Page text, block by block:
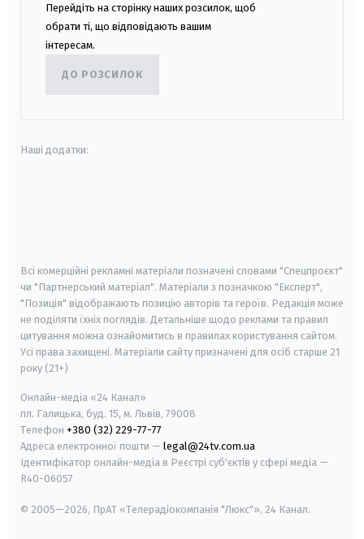
Перейдіть на сторінку наших розсилок, щоб
обрати ті, що відповідають вашим
інтересам.
ДО РОЗСИЛОК
Наші додатки:
Всі комерційні рекламні матеріали позначені словами "Спецпроєкт"
чи "Партнерський матеріал". Матеріали з позначкою "Експерт",
"Позиція" відображають позицію авторів та героїв. Редакція може
не поділяти їхніх поглядів. Детальніше щодо реклами та правил
цитування можна ознайомитись в правилах користування сайтом.
Усі права захищені. Матеріали сайту призначені для осіб старше 21
року (21+)
Онлайн-медіа «24 Канал»
пл. Галицька, буд. 15, м. Львів, 79008
Телефон +380 (32) 229-77-77
Адреса електронної пошти — legal@24tv.com.ua
Ідентифікатор онлайн-медіа в Реєстрі суб'єктів у сфері медіа —
R40-06057
© 2005—2026, ПрАТ «Телерадіокомпанія "Люкс"», 24 Канал.